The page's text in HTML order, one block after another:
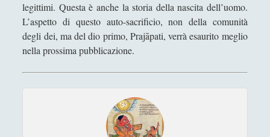
La filosofia e il linguaggio politico cinese. La
riscoperta di Confucio e i limiti filosofici della
nostra comprensione della Cina [3/3]
monumentalità della filosofia
La poetica della musica di Igor Stravinskij
La risorsa di Dio, la Madonna, nell'opera di
conversione del Cristianesimo l "Incredulità di San
legittimi. Questa è anche la storia della nascita dell’uomo.
L’aspetto di questo auto-sacrificio, non della comunità
degli dei, ma del dio primo, Prajāpati, verrà esaurito meglio
nella prossima pubblicazione.